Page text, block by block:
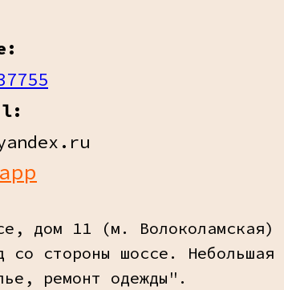
дом 11 (м. Волоколамская)
стороны шоссе. Небольшая
ремонт одежды".